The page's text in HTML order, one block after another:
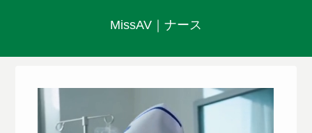
MissAV｜ナース